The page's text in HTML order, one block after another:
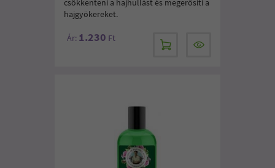
csökkenteni a hajhullást és megerősíti a
hajgyökereket.
Ár: 1.230 Ft